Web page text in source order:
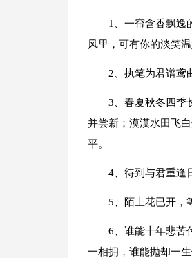
1、一帘含香飘逸
风里，可有你的淡笑温
2、执笔为君谱鸢
3、春夏秋冬四季
并尝新；漠漠水田飞
平。
4、待到与君重逢
5、陌上花已开，
6、谁能十年悲苦
一相拥，谁能抛却一